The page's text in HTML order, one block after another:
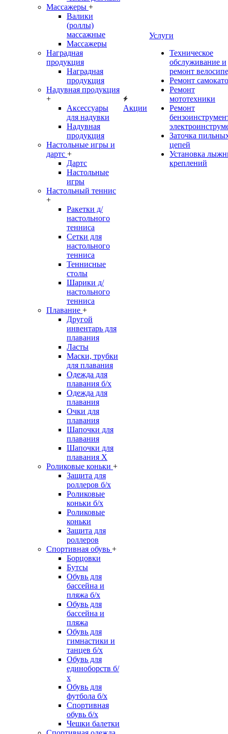
Массажеры +
Валики
(роллы)
массажные
Массажеры
Наградная
продукция
Наградная
продукция
Надувная продукция
+
Аксессуары
для надувки
Надувная
продукция
Настольные игры и
дартс +
Дартс
Настольные
игры
Настольный теннис
+
Ракетки д/
настольного
тенниса
Сетки для
настольного
тенниса
Теннисные
столы
Шарики д/
настольного
тенниса
Плавание +
Другой
инвентарь для
плавания
Ласты
Маски, трубки
для плавания
Одежда для
плавания б/х
Одежда для
плавания
Очки для
плавания
Шапочки для
плавания
Шапочки для
плавания Х
Роликовые коньки +
Защита для
роллеров б/х
Роликовые
коньки б/х
Роликовые
коньки
Защита для
роллеров
Спортивная обувь +
Борцовки
Бутсы
Обувь для
бассейна и
пляжа б/х
Обувь для
бассейна и
пляжа
Обувь для
гимнастики и
танцев б/х
Обувь для
единоборств б/
х
Обувь для
футбола б/х
Спортивная
обувь б/х
Чешки балетки
Акции
Услуги
Техническое
обслуживание и
ремонт
Ремонт
Ремонт
мототехники
Ремонт
Заточка
цепей
Установка
креплений